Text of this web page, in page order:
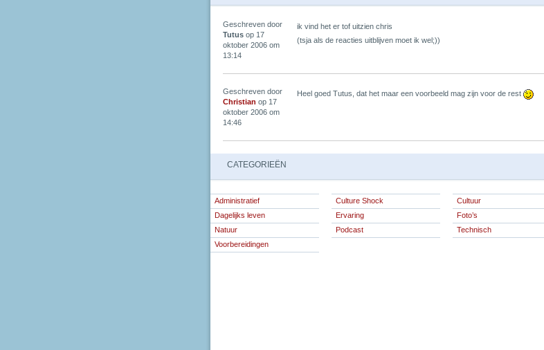
ik vind het er tof uitzien chris
(tsja als de reacties uitblijven moet ik wel;))
Geschreven door
Tutus op 17
oktober 2006 om
13:14
Heel goed Tutus, dat het maar een voorbeeld mag zijn voor de rest
Geschreven door
Christian op 17
oktober 2006 om
14:46
CATEGORIEËN
Administratief Culture Shock
Cultuur
Dagelijks leven
Ervaring
Foto’s
Natuur
Podcast
Technisch
Voorbereidingen